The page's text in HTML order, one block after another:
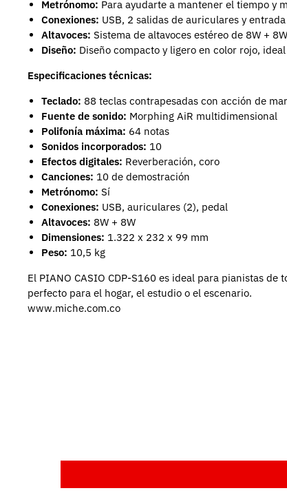
Metrónomo: Para ayudarte a mantener el tiempo y
Conexiones: USB, 2 salidas de auriculares y
Altavoces: Sistema de altavoces estéreo de 8W +
Diseño: Diseño compacto y ligero en color rojo,
Especificaciones técnicas:
Teclado: 88 teclas contrapesadas con acción de
Fuente de sonido: Morphing AiR multidimensional
Polifonía máxima: 64 notas
Sonidos incorporados: 10
Efectos digitales: Reverberación, coro
Canciones: 10 de demostración
Metrónomo: Sí
Conexiones: USB, auriculares (2), pedal
Altavoces: 8W + 8W
Dimensiones: 1.322 x 232 x 99 mm
Peso: 10,5 kg
El PIANO CASIO CDP-S160 es ideal para pianistas
perfecto para el hogar, el estudio o el escenario.
www.miche.com.co